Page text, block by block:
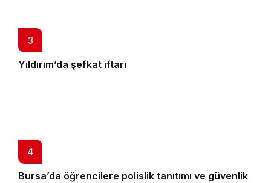
3
Yıldırım’da şefkat iftarı
4
Bursa’da öğrencilere polislik tanıtımı ve güvenlik